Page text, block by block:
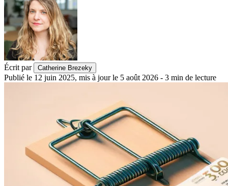
Écrit par Catherine Brezeky
Publié le 12 juin 2025, mis à jour le 5 août 2026 - 3 min de lecture